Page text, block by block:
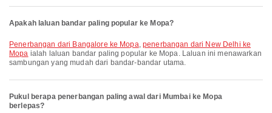
Apakah laluan bandar paling popular ke Mopa?
penerbangan dari Bangalore ke Mopa,penerbangan dari New Delhi ke
Mopa ialah laluan bandar paling popular ke Mopa. Laluan ini menawarkan
sambungan yang mudah dari bandar-bandar utama.
Pukul berapa penerbangan paling awal dari Mumbai ke Mopa
berlepas?